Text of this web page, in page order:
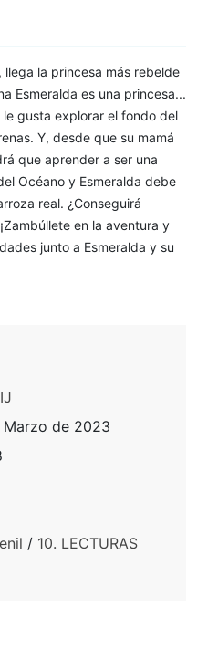
llega la princesa más rebelde
Esmeralda es una princesa...
gusta explorar el fondo del
Y, desde que su mamá
que aprender a ser una
Océano y Esmeralda debe
real. ¿Conseguirá
en la aventura y
junto a Esmeralda y su
Marzo de 2023
/ 10. LECTURAS